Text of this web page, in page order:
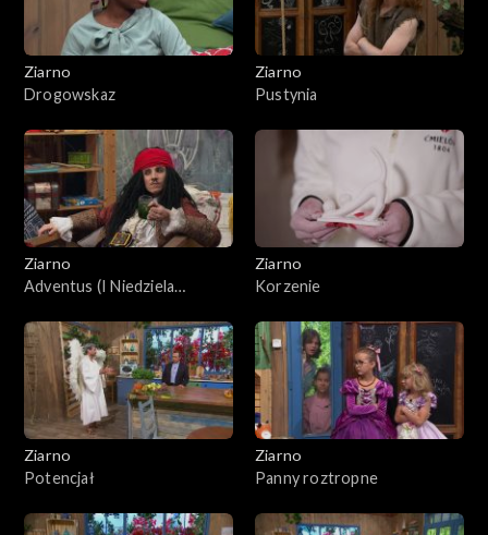
Ziarno
Drogowskaz
Ziarno
Pustynia
Ziarno
Adventus (I Niedziela
Ziarno
Korzenie
Ziarno
Potencjał
Ziarno
Panny roztropne